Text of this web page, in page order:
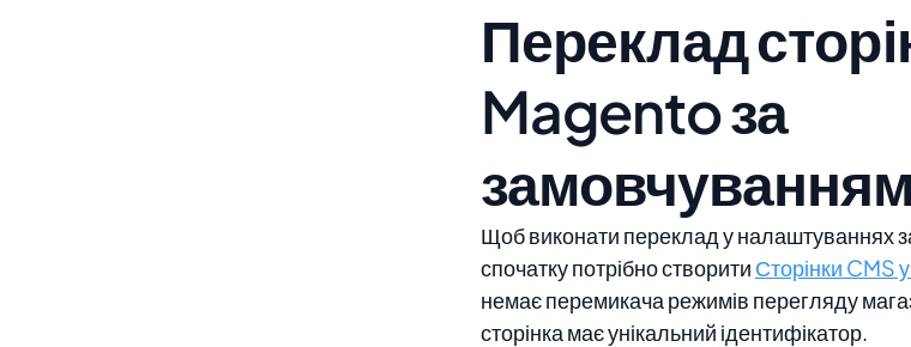
Переклад
Magento за
замовчуванням
Щоб виконати переклад у налаштуваннях
спочатку потрібно створити Сторінки CMS
немає перемикача режимів перегляду
сторінка має унікальний ідентифікатор.